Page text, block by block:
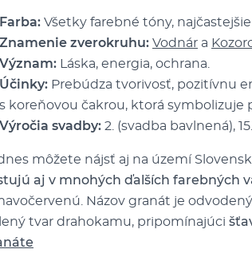
Farba: Všetky farebné tóny, najčastejšie
Znamenie zverokruhu: Vodnár a
Význam:
Láska, energia, ochrana.
Účinky: Prebúdza tvorivosť, pozitívnu
s koreňovou čakrou, ktorá symbolizuje
Výročia svadby: 2. (svadba bavlnená),
môžete nájsť aj na území
aj v mnohých ďalších farebných
Názov granát je
tvar drahokamu, pripomínajúci